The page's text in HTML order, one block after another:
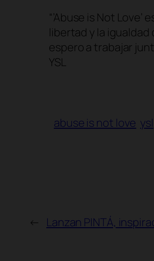
“’Abuse is Not
libertad y la igualdad
espero a trabajar
YSL
abuse is not love ysl
← Lanzan PINTÁ,